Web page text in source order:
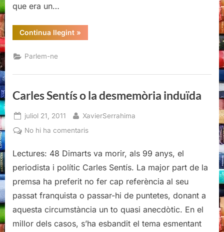
que era un…
Continua llegint“Carles
Sentís
»
Parlem-ne
Carles Sentís o la desmemòria induïda
Posted
on
juliol 21, 2011 By
XavierSerrahima
No hi ha comentarisa
Sentís
o
desmemòria
induïda
Lectures: 48 Dimarts va morir, als 99 anys, el
periodista i polític Carles Sentís. La major part de la
premsa ha preferit no fer cap referència al seu
passat franquista o passar-hi de puntetes, donant a
aquesta circumstància un to quasi anecdòtic. En el
millor dels casos, s’ha esbandit el tema esmentant